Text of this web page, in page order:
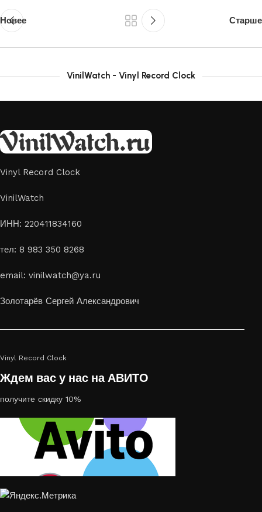
Новее Старше
VinilWatch - Vinyl Record Clock
Vinyl Record Clock
VinilWatch
ИНН: 220411834160
тел: 8 983 350 8268
email: vinilwatch@ya.ru
Золотарёв Сергей Александрович
Vinyl Record Clock
Ждем вас у нас на АВИТО
получите скидку 10%